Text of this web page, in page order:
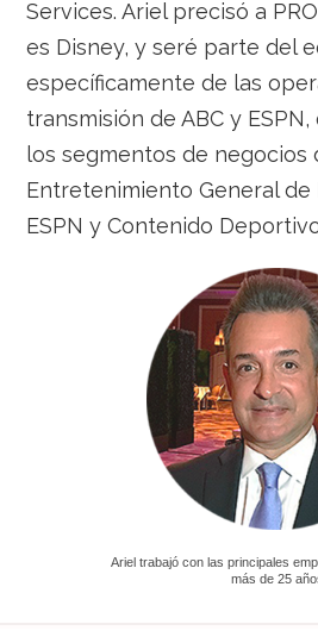
Services. Ariel precisó a
es Disney, y seré parte del
específicamente de las
transmisión de ABC y
los segmentos de negocios
Entretenimiento General de
ESPN y Contenido
Ariel trabajó con las principales
más de 25 años